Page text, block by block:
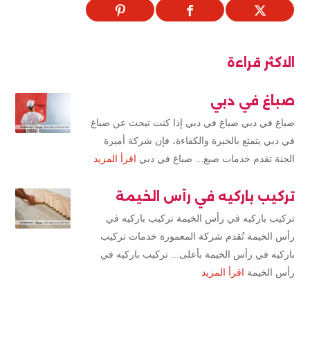
الاكثر قراءة
صباغ في دبي
صباغ في دبي صباغ في دبي إذا كنت تبحث عن صباغ
في دبي يتمتع بالخبرة والكفاءة، فإن شركة أميرة
الجنة تقدم خدمات صبغ... صباغ في دبي اقرأ المزيد
تركيب باركيه في رأس الخيمة
تركيب باركيه في رأس الخيمة تركيب باركيه في
رأس الخيمة تُقدم شركة المعمورة خدمات تركيب
باركيه في رأس الخيمة بأعلى... تركيب باركيه في
رأس الخيمة اقرأ المزيد